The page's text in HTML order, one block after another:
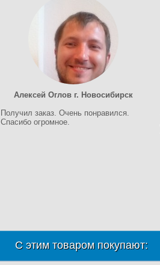
Алексей Оглов г. Новосибирск
Получил заказ. Очень понравился.
Спасибо огромное.
С этим товаром покупают: